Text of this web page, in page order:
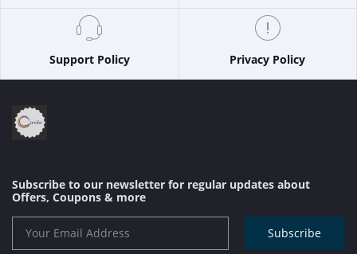
Support Policy Privacy Policy
Subscribe to our newsletter for regular updates about
Offers, Coupons & more
Subscribe